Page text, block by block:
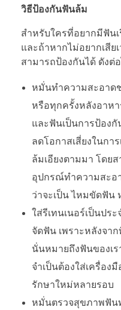
วิธีป้องกันฟันล้ม
สำหรับใครที่อยากมีฟันเ
และถ้าหากไม่อยากเสีย
สามารถป้องกันได้ ดังต่
หมั่นทำความสะอาด
หรือทุกครั้งหลังอาห
และฟันเป็นการป้อง
ลดโอกาสเสี่ยงในก
ล้มเอียงตามมา โดย
อุปกรณ์ทำความสะอ
ว่าจะเป็น ไหมขัดฟัน
ใส่รีเทนเนอร์เป็นปร
จัดฟัน เพราะหลังจา
นั่นหมายถึงฟันของเ
จำเป็นต้องใส่เครื่อง
รักษาใหม่หลายรอบ
หมั่นตรวจสุขภาพฟันทุ